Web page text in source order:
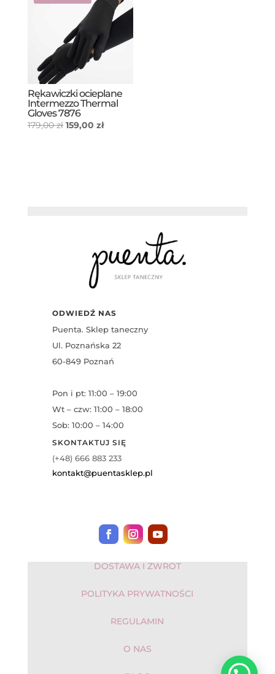
Rękawiczki ocieplane
Intermezzo Thermal
Gloves 7876
179,00zł Pierwotna
159,00 złAktualna
ODWIEDŹ NAS
Puenta. Sklep taneczny
Ul. Poznańska 22
60-849 Poznań
Pon i pt: 11:00 – 19:00
Wt – czw: 11:00 – 18:00
Sob: 10:00 – 14:00
SKONTAKTUJ SIĘ
(+48) 666 883 233
kontakt@puentasklep.pl
DOSTAWA I ZWROT
POLITYKA PRYWATNOŚCI
REGULAMIN
O NAS